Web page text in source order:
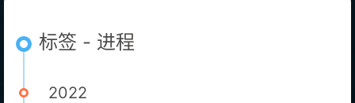
标签 - 进程
2022